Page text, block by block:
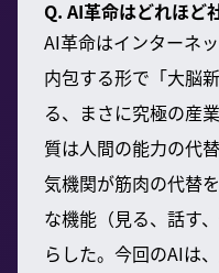
Q. AI革命はどれほど
AI革命はインターネ
内包する形で「大脳
る、まさに究極の産
質は人間の能力の代
気機関が筋肉の代替
な機能（見る、話す
らした。今回のAIは